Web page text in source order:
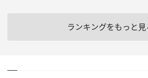
ランキングをもっと見